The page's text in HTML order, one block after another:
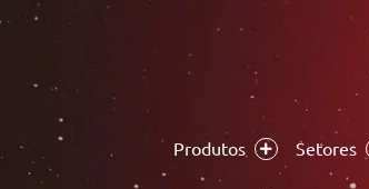
Produtos Setores